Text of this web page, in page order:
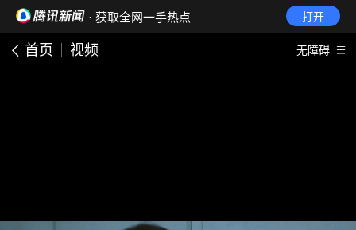
· 获取全网一手热点 打开
首页 视频 无障碍